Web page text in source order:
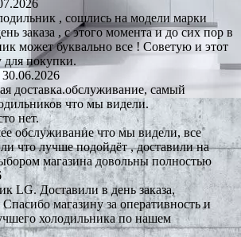
, сошлись на модели марки
заказа , с этого момента и до сих пор в
может буквально все ! Советую и этот
для покупки.
30.06.2026
доставка.обслуживание, самый
что мы видели.
нет.
обслуживание что мы видели, все
что лучше подойдёт , доставили на
магазина довольны полностью
LG. Доставили в день заказа,
магазину за оперативность и
холодильника по нашем